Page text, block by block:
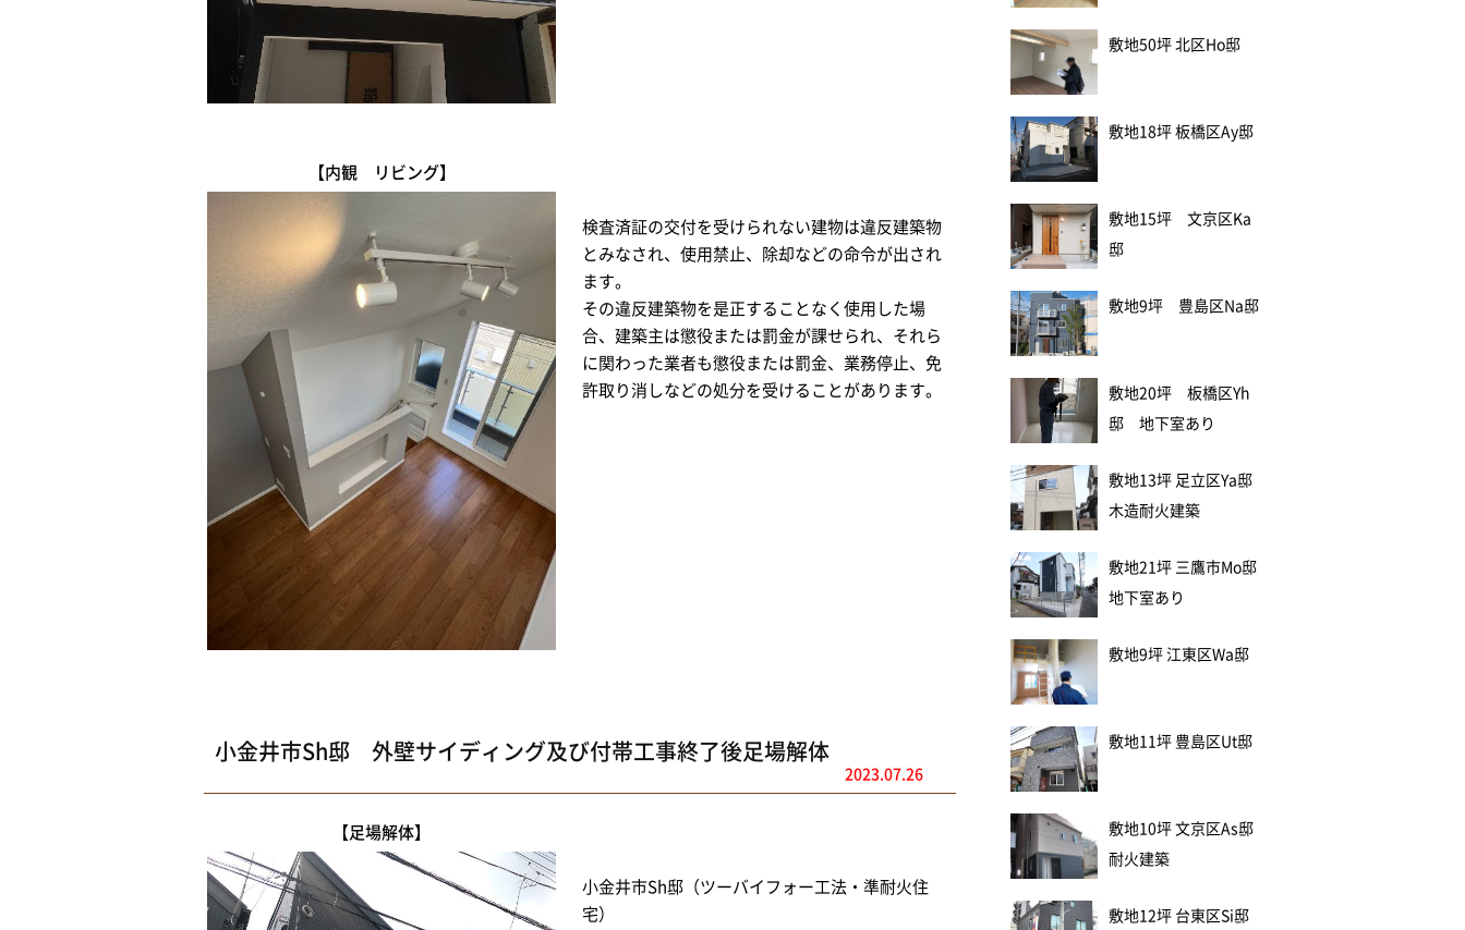
【内観 リビング】
検査済証の交付を受けられない建物は違反建築物
とみなされ、使用禁止、除却などの命令が出され
ます。
その違反建築物を是正することなく使用した場
合、建築主は懲役または罰金が課せられ、それら
に関わった業者も懲役または罰金、業務停止、免
許取り消しなどの処分を受けることがあります。
小金井市Sh邸 外壁サイディング及び付帯工事終了後足場解体
2023.07.26
【足場解体】
小金井市Sh邸（ツーバイフォー工法・準耐火住
宅）
敷地50坪 北区Ho邸
敷地18坪 板橋区Ay邸
敷地15坪 文京区Ka
邸
敷地9坪 豊島区Na邸
敷地20坪 板橋区Yh
邸 地下室あり
敷地13坪 足立区Ya邸
木造耐火建築
敷地21坪 三鷹市Mo邸
地下室あり
敷地9坪 江東区Wa邸
敷地11坪 豊島区Ut邸
敷地10坪 文京区As邸
耐火建築
敷地12坪 台東区Si邸